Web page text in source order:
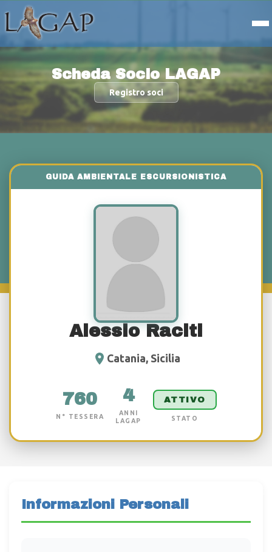
Scheda Socio LAGAP
Registro soci
Alessio Raciti
Catania, Sicilia
760
N° TESSERA
4
ANNI
LAGAP
ATTIVO
STATO
Informazioni Personali